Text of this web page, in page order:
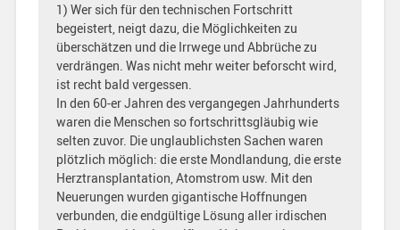
1) Wer sich für den technischen Fortschritt
begeistert, neigt dazu, die Möglichkeiten zu
überschätzen und die Irrwege und Abbrüche zu
verdrängen. Was nicht mehr weiter beforscht wird,
ist recht bald vergessen.
In den 60-er Jahren des vergangegen Jahrhunderts
waren die Menschen so fortschrittsgläubig wie
selten zuvor. Die unglaublichsten Sachen waren
plötzlich möglich: die erste Mondlandung, die erste
Herztransplantation, Atomstrom usw. Mit den
Neuerungen wurden gigantische Hoffnungen
verbunden, die endgültige Lösung aller irdischen